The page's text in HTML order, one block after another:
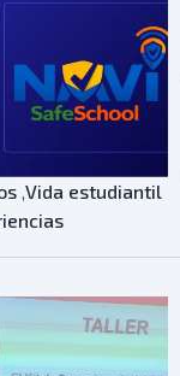
,Vida estudiantil